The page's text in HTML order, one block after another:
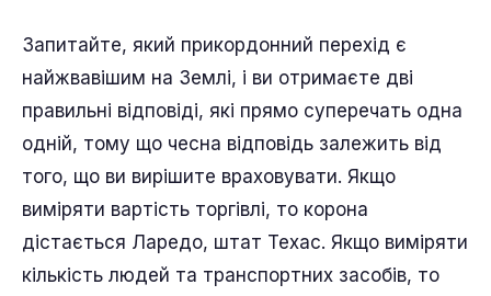
Запитайте, який прикордонний перехід є
найжвавішим на Землі, і ви отримаєте дві
правильні відповіді, які прямо суперечать одна
одній, тому що чесна відповідь залежить від
того, що ви вирішите враховувати. Якщо
виміряти вартість торгівлі, то корона
дістається Ларедо, штат Техас. Якщо виміряти
кількість людей та транспортних засобів, то